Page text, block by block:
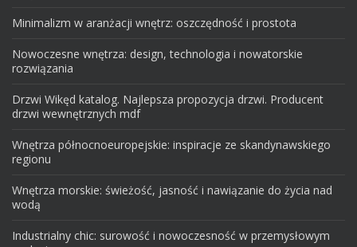
Minimalizm w aranżacji wnętrz: oszczędność i prostota
Nowoczesne wnętrza: design, technologia i nowatorskie
rozwiązania
Drzwi Wikęd katalog. Najlepsza propozycja drzwi. Producent
drzwi wewnętrznych mdf
Wnętrza północnoeuropejskie: inspiracje ze skandynawskiego
regionu
Wnętrza morskie: świeżość, jasność i nawiązanie do życia nad
wodą
Industrialny chic: surowość i nowoczesność w przemysłowym